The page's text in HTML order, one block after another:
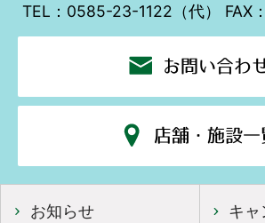
TEL：0585-23-1122（代） FAX
お問い合わ
店舗・施設一
お知らせ キャ